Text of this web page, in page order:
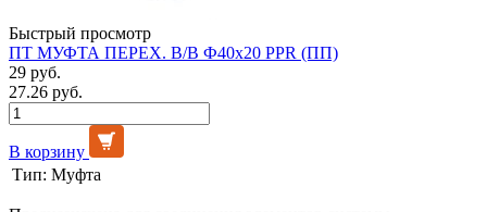
Быстрый просмотр
ПТ МУФТА ПЕРЕХ. В/В Ф40х20 PPR (ПП)
29 руб.
27.26 руб.
В корзину
Тип: Муфта